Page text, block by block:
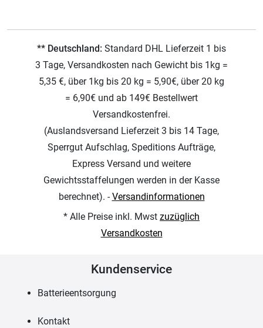
** Deutschland: Standard DHL Lieferzeit 1 bis
3 Tage, Versandkosten nach Gewicht bis 1kg =
5,35 €, über 1kg bis 20 kg = 5,90€, über 20 kg
= 6,90€ und ab 149€ Bestellwert
Versandkostenfrei.
(Auslandsversand Lieferzeit 3 bis 14 Tage,
Sperrgut Aufschlag, Speditions Aufträge,
Express Versand und weitere
Gewichtsstaffelungen werden in der Kasse
berechnet). -Versandinformationen
* Alle Preise inkl. Mwst zuzüglich
Versandkosten
Kundenservice
Batterieentsorgung
Kontakt